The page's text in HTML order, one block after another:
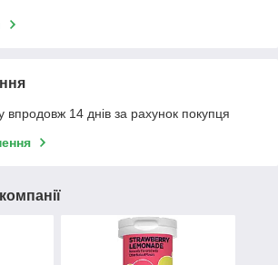
впродовж 14 днів за рахунок покупця